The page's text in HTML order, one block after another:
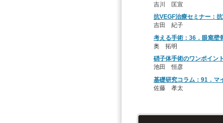
吉川 匡宣
抗VEGF治療セミナー：
吉田 紀子
考える手術：36．眼窩壁
奥 拓明
硝子体手術のワンポイン
池田 恒彦
基礎研究コラム：91．マ
佐藤 孝太